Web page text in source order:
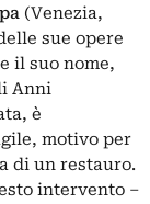
(Venezia,
sue opere
il suo nome,
Anni
è
motivo per
di un restauro.
intervento –